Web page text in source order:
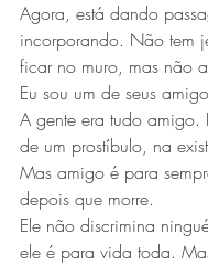
Agora, está dando
incorporando. Não tem
ficar no muro, mas não
Eu sou um de seus
A gente era tudo amigo.
de um prostíbulo, na
Mas amigo é para
depois que morre.
Ele não discrimina
ele é para vida toda.